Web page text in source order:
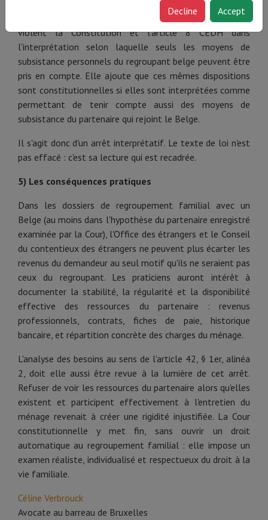
La Cour dit pour droit que les articles 40ter, § 2, alinéa 2,
1°, et 42, § 1er, alinéa 2, de la loi du 15 décembre 1980,
violent la Constitution et l'article 8 CEDH dans
l'interprétation selon laquelle seuls les moyens de
subsistance personnels du regroupant belge peuvent être
pris en compte. Elle ajoute que ces mêmes dispositions
sont constitutionnelles si elles sont interprétées comme
permettant de tenir compte aussi des moyens de
subsistance du partenaire qui rejoint le Belge.
Il s'agit donc d'un arrêt interprétatif. Le texte de loi n'est
pas effacé : c'est sa lecture qui est recadrée.
5) Les conséquences pratiques
Dans les dossiers de regroupement familial avec un
Belge (au moins dans l'hypothèse du partenaire enregistré
examinée par la Cour), l'Office des étrangers et le Conseil
du contentieux des étrangers ne peuvent plus écarter les
revenus du demandeur au seul motif qu'ils ne seraient pas
ceux du regroupant. Les praticiens auront intérêt à
documenter la stabilité, la régularité et la disponibilité
effective des ressources du partenaire : revenus
professionnels, contrats, fiches de paie, historique
bancaire, et répartition concrète des charges du ménage.
L'analyse des besoins au sens de l'article 42, § 1er, alinéa
2, doit elle aussi être revue à la lumière de cet arrêt.
Refuser de voir les ressources du partenaire alors qu'elles
existent et participent effectivement à l'entretien du
ménage revenait à créer une rigidité injustifiée. La Cour
constitutionnelle y met fin, sans ouvrir un droit
automatique au regroupement familial : elle impose un
examen réaliste, individualisé et respectueux du droit à la
vie familiale.
Céline Verbrouck
Avocate au barreau de Bruxelles
Decline Accept